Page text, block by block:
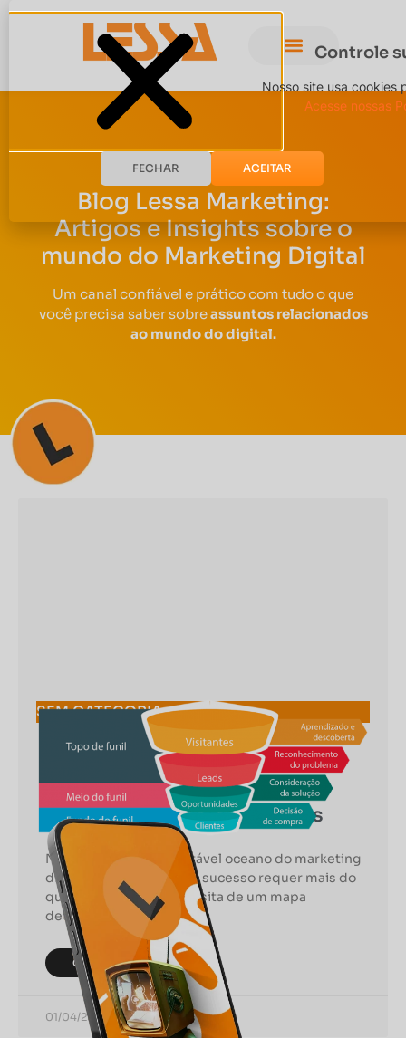
Blog Lessa Marketing:
Artigos e Insights sobre o
mundo do Marketing Digital
Um canal confiável e prático com tudo o que
você precisa saber sobreassuntos relacionados
ao mundo do digital.
SEM CATEGORIA
Funil de Vendas
Descomplicado:
desculbrInsights Poderosos
No vasto e sempre mutável oceano do marketing
digital, navegar rumo ao sucesso requer mais do
que uma bússola; necessita de um mapa
detalhado que
CONTINUAR LENDO
01/04/2024
Controle
Nosso site usa cookies
Acesse nossas
FECHAR ACEITAR